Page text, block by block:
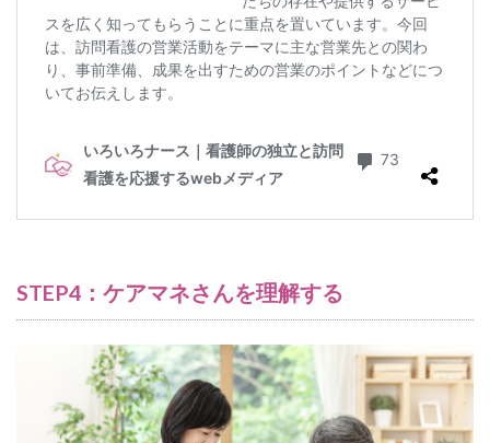
STEP4：ケアマネさんを理解する